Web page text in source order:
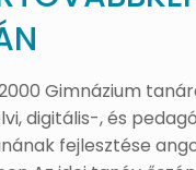
Gimnázium
digitális-, és
fejlesztése